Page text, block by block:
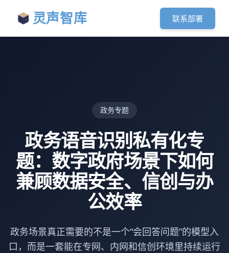
灵声智库 联系部署
政务专题
政务语音识别私有化专
题：数字政府场景下如何
兼顾数据安全、信创与办
公效率
政务场景真正需要的不是一个“会回答问题”的模型入
口，而是一套能在专网、内网和信创环境里持续运行